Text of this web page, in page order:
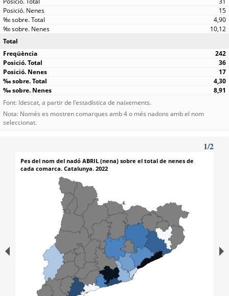
15
4,90
10,12
Total
242
36
17
4,30
8,91
Font: Idescat, a partir de l'estadística de naixements.
Nota: Només es mostren comarques amb 4 o més nadons amb el nom
seleccionat.